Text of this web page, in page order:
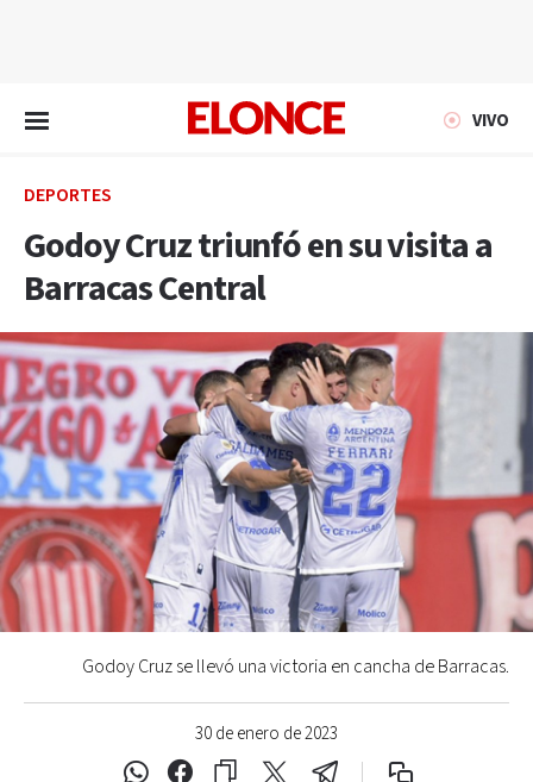
VIVO
DEPORTES
Godoy Cruz triunfó en su visita a
Barracas Central
30 de enero de 2023
Godoy Cruz se llevó una victoria en cancha de Barracas.